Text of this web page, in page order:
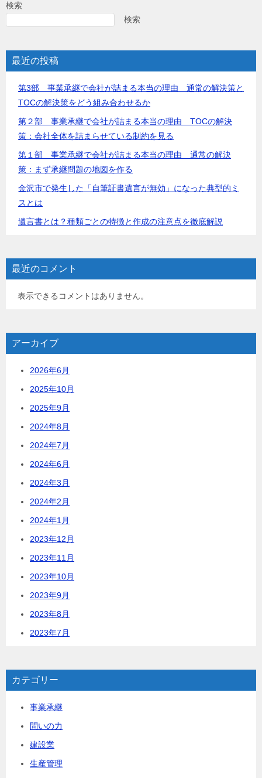
検索
検索
最近の投稿
第3部 事業承継で会社が詰まる本当の理由 通常の解決策と
TOCの解決策をどう組み合わせるか
第２部 事業承継で会社が詰まる本当の理由 TOCの解決
策：会社全体を詰まらせている制約を見る
第１部 事業承継で会社が詰まる本当の理由 通常の解決
策：まず承継問題の地図を作る
金沢市で発生した「自筆証書遺言が無効」になった典型的ミ
スとは
遺言書とは？種類ごとの特徴と作成の注意点を徹底解説
最近のコメント
表示できるコメントはありません。
アーカイブ
2026年6月
2025年10月
2025年9月
2024年8月
2024年7月
2024年6月
2024年3月
2024年2月
2024年1月
2023年12月
2023年11月
2023年10月
2023年9月
2023年8月
2023年7月
カテゴリー
事業承継
問いの力
建設業
生産管理